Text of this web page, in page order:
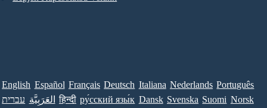
English Español Français Deutsch Italiana Nederlands Português
עברית العَرَبِيَّة हिन्दी ру́сский язы́к Dansk Svenska Suomi Norsk